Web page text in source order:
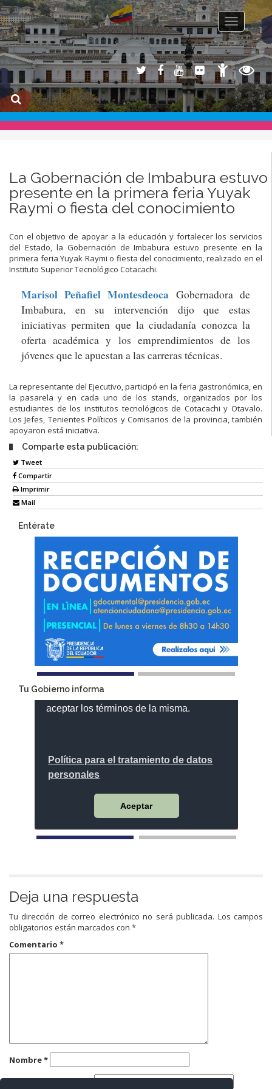
Toggle
La Gobernación de Imbabura estuvo
presente en la primera feria Yuyak
Raymi o fiesta del conocimiento
Con el objetivo de apoyar a la educación y fortalecer los servicios
del Estado, la Gobernación de Imbabura estuvo presente en la
primera feria Yuyak Raymi o fiesta del conocimiento, realizado en el
Instituto Superior Tecnológico Cotacachi.
Marisol Peñafiel MontesdeocaGobernadora de
Imbabura, en su intervención dijo que estas
iniciativas permiten que la ciudadanía conozca la
oferta académica y los emprendimientos de los
jóvenes que le apuestan a las carreras técnicas.
La representante del Ejecutivo, participó en la feria gastronómica, en
la pasarela y en cada uno de los stands, organizados por los
estudiantes de los institutos tecnológicos de Cotacachi y Otavalo.
Los Jefes, Tenientes Políticos y Comisarios de la provincia, también
apoyaron está iniciativa.
Comparte esta publicación:
Tweet
Compartir
Imprimir
Mail
Entérate
Tu Gobierno informa
Deja una respuesta
Tu dirección de correo electrónico no será publicada. Los campos
obligatorios están marcados con *
Comentario *
Nombre*
Correo electrónico*